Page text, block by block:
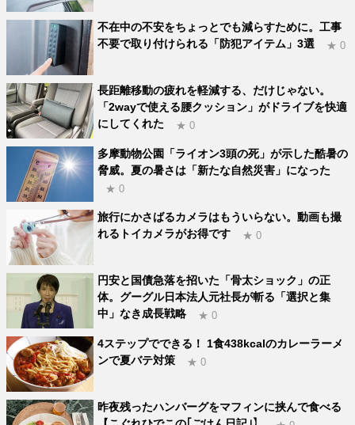
不在中の不安をちょっとでも減らすために。工事
不要で取り付けられる「防犯アイテム」3選
★ 0
長距離移動の疲れを軽減する、だけじゃない。
「2wayで使える腰クッション」がドライブを快適
にしてくれた
★ 0
多摩動物公園「ライオン3頭の死」が示した酷暑の
脅威。夏の暑さは「新たな自然災害」になった
★ 0
旅行にかさばるカメラはもういらない。動画も撮
れるトイカメラがお得です
★ 0
円安と国債急落を招いた「骨太ショック」の正
体。グーグル日本法人元社長が斬る「選択と集
中」なき成長戦略
★ 0
4ステップでできる！ 1食438kcalのカレーラーメ
ンで夏バテ対策
★ 0
昨夜残ったハンバーグをマフィンに挟んで食べる